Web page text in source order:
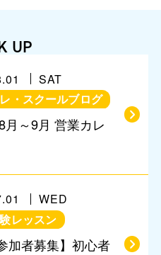
UP
SAT
・スクールブログ
関するお知らせ
月～9月 営業カレ
WED
レッスン
加者募集】初心者